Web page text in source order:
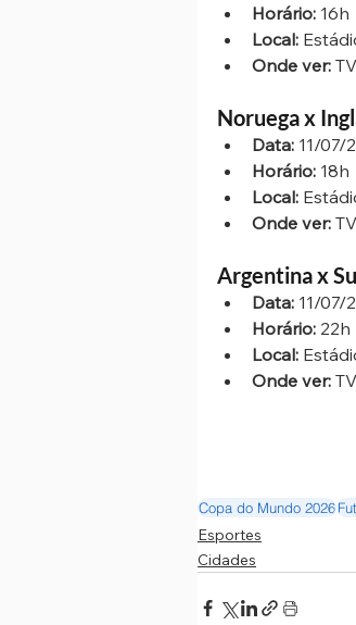
Horário: 16h
Local:
Onde ver:
Noruega x
Data: 11/07/
Horário: 18h
Local:
Onde ver:
Argentina x
Data: 11/07/
Horário: 22h
Local:
Onde ver:
Copa do Mundo 2026
Esportes
Cidades